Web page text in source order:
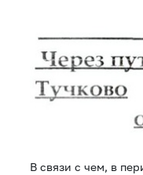
В связи с чем, в